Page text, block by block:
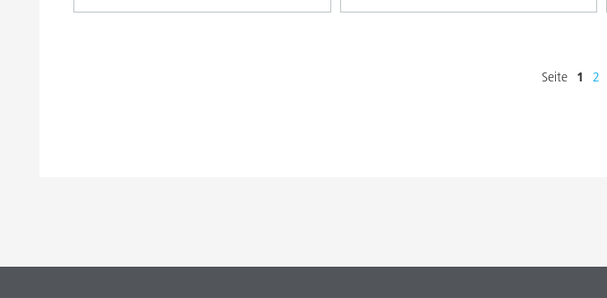
Seite 1 2